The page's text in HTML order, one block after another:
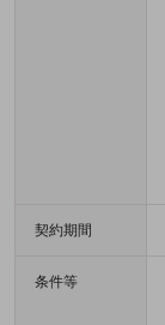
契約期間
条件等